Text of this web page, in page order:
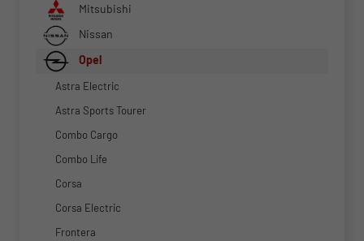
Mitsubishi
Nissan
Opel
Astra Electric
Astra Sports Tourer
Combo Cargo
Combo Life
Corsa
Corsa Electric
Frontera